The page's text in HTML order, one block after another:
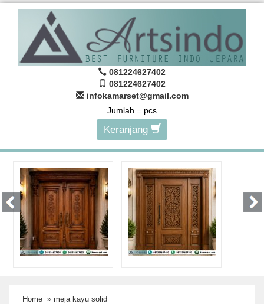
081224627402
081224627402
infokamarset@gmail.com
Jumlah = pcs
Keranjang
Home » meja kayu solid